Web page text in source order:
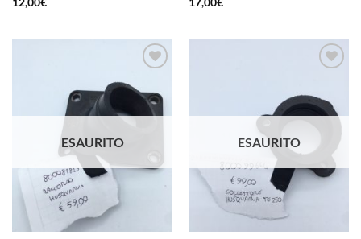
alla lista
dei
desideri
ESAURITO
dei
desideri
ESAURITO